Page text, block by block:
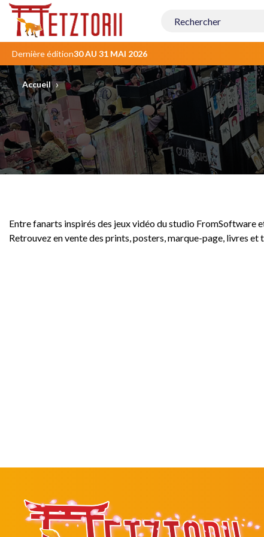
Contenu
principal
Dernière édition30 AU 31 MAI 2026
Accueil ›
Entre fanarts inspirés des jeux vidéo du studio FromSoftware
Retrouvez en vente des prints, posters, marque-page, livres